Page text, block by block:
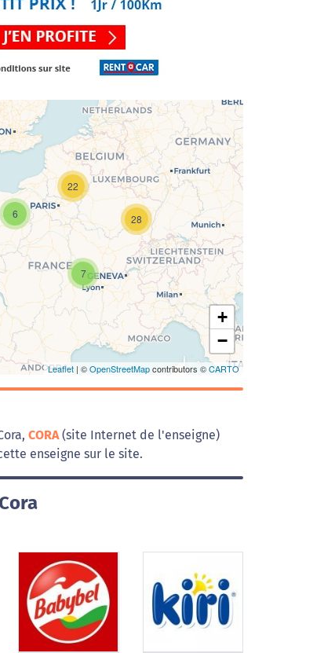
Chargement de la carte en cours...
6
22
7
28
+
−
Leaflet | ©OpenStreetMapcontributors ©CARTO
CORA(site Internet de l'enseigne)
enseigne sur le site.